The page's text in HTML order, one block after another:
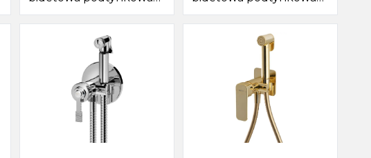
ze słuchawką bidetową i
ze słuchawką bidetową i
wężem, okrągły, chrom